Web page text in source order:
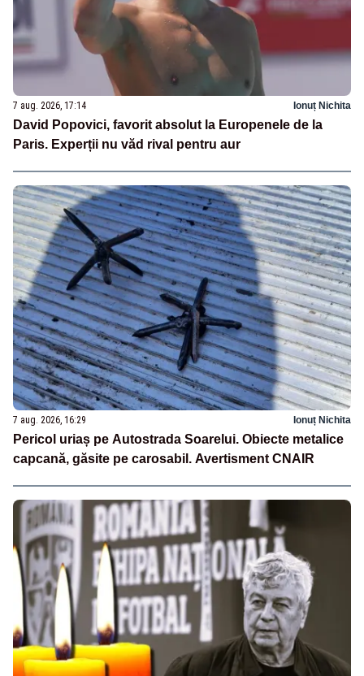
7 aug. 2026, 17:14 Ionuț Nichita
David Popovici, favorit absolut la Europenele de la
Paris. Experții nu văd rival pentru aur
7 aug. 2026, 16:29 Ionuț Nichita
Pericol uriaș pe Autostrada Soarelui. Obiecte metalice
capcană, găsite pe carosabil. Avertisment CNAIR